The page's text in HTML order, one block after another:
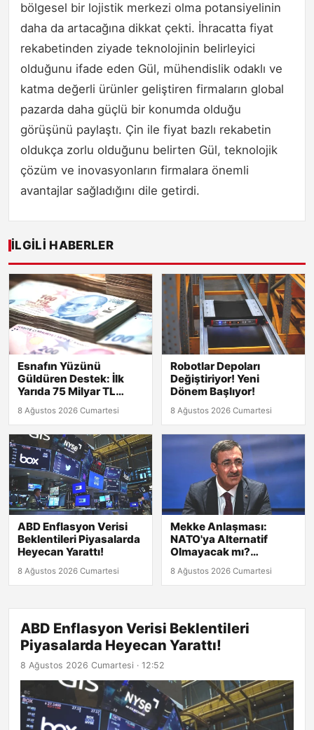
bölgesel bir lojistik merkezi olma potansiyelinin
daha da artacağına dikkat çekti. İhracatta fiyat
rekabetinden ziyade teknolojinin belirleyici
olduğunu ifade eden Gül, mühendislik odaklı ve
katma değerli ürünler geliştiren firmaların global
pazarda daha güçlü bir konumda olduğu
görüşünü paylaştı. Çin ile fiyat bazlı rekabetin
oldukça zorlu olduğunu belirten Gül, teknolojik
çözüm ve inovasyonların firmalara önemli
avantajlar sağladığını dile getirdi.
İLGILI HABERLER
Esnafın Yüzünü
Güldüren Destek: İlk
Yarıda 75 Milyar TL
8 Ağustos 2026 Cumartesi
Robotlar Depoları
Değiştiriyor! Yeni
Dönem Başlıyor!
8 Ağustos 2026 Cumartesi
ABD Enflasyon Verisi
Beklentileri Piyasalarda
Heyecan Yarattı!
8 Ağustos 2026 Cumartesi
Mekke Anlaşması:
NATO'ya Alternatif
Olmayacak mı?
Yardımcısı Yılmaz
Açıklıyor!
8 Ağustos 2026 Cumartesi
ABD Enflasyon Verisi Beklentileri
Piyasalarda Heyecan Yarattı!
8 Ağustos 2026 Cumartesi · 12:52